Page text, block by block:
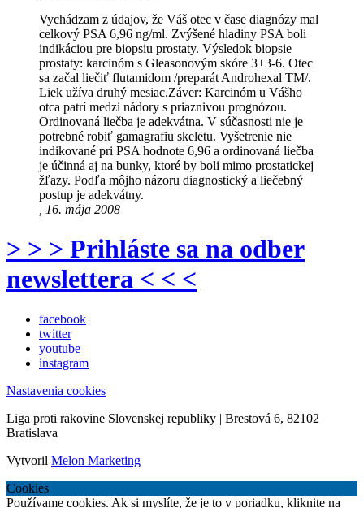
Vychádzam z údajov, že Váš otec v čase diagnózy mal
celkový PSA 6,96 ng/ml. Zvýšené hladiny PSA boli
indikáciou pre biopsiu prostaty. Výsledok biopsie
prostaty: karcinóm s Gleasonovým skóre 3+3-6. Otec
sa začal liečiť flutamidom /preparát Androhexal TM/.
Liek užíva druhý mesiac.Záver: Karcinóm u Vášho
otca patrí medzi nádory s priaznivou prognózou.
Ordinovaná liečba je adekvátna. V súčasnosti nie je
potrebné robiť gamagrafiu skeletu. Vyšetrenie nie
indikované pri PSA hodnote 6,96 a ordinovaná liečba
je účinná aj na bunky, ktoré by boli mimo prostatickej
žľazy. Podľa môjho názoru diagnostický a liečebný
postup je adekvátny.
, 16. mája 2008
> > > Prihláste sa na odber
newslettera < < <
facebook
twitter
youtube
instagram
Nastavenia cookies
Liga proti rakovine Slovenskej republiky | Brestová 6, 82102
Bratislava
Vytvoril Melon Marketing
Cookies
Používame cookies. Ak si myslíte, že je to v poriadku, kliknite na